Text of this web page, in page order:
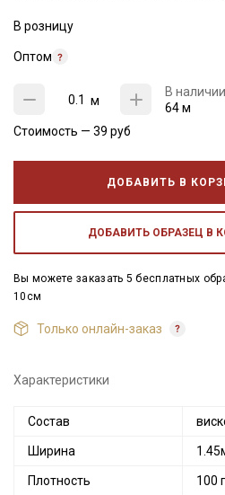
В розницу
Оптом
м
В наличии
64 м
Стоимость — 39 руб
ДОБАВИТЬ В
ДОБАВИТЬ ОБРАЗЕЦ В
Вы можете заказать 5 бесплатных
10см
Только онлайн-заказ
Характеристики
Состав
Ширина
Плотность 100